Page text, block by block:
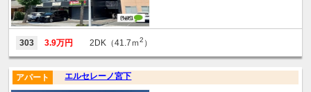
303 3.9万円 2DK（41.7ｍ2 ）
エルセレーノ宮下
アパート